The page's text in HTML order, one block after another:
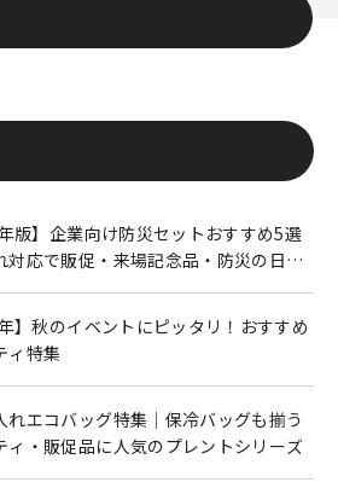
年版】企業向け防災セットおすすめ5選
対応で販促・来場記念品・防災の日に
】秋のイベントにピッタリ！おすすめ
ィ特集
れエコバッグ特集｜保冷バッグも揃う
ィ・販促品に人気のプレントシリーズ